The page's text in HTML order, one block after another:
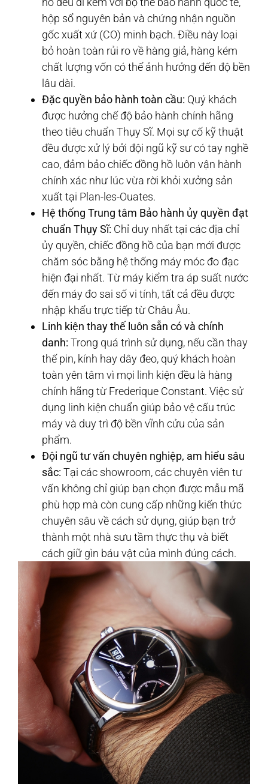
hộp sổ nguyên bản và chứng nhận nguồn
gốc xuất xứ (CO) minh bạch. Điều này loại
bỏ hoàn toàn rủi ro về hàng giả, hàng kém
chất lượng vốn có thể ảnh hưởng đến độ bền
lâu dài.
Đặc quyền bảo hành toàn cầu: Quý khách
được hưởng chế độ bảo hành chính hãng
theo tiêu chuẩn Thụy Sĩ. Mọi sự cố kỹ thuật
đều được xử lý bởi đội ngũ kỹ sư có tay nghề
cao, đảm bảo chiếc đồng hồ luôn vận hành
chính xác như lúc vừa rời khỏi xưởng sản
xuất tại Plan-les-Ouates.
Hệ thống Trung tâm Bảo hành ủy quyền đạt
chuẩn Thụy Sĩ: Chỉ duy nhất tại các địa chỉ
ủy quyền, chiếc đồng hồ của bạn mới được
chăm sóc bằng hệ thống máy móc đo đạc
hiện đại nhất. Từ máy kiểm tra áp suất nước
đến máy đo sai số vi tính, tất cả đều được
nhập khẩu trực tiếp từ Châu Âu.
Linh kiện thay thế luôn sẵn có và chính
danh: Trong quá trình sử dụng, nếu cần thay
thế pin, kính hay dây đeo, quý khách hoàn
toàn yên tâm vì mọi linh kiện đều là hàng
chính hãng từ Frederique Constant. Việc sử
dụng linh kiện chuẩn giúp bảo vệ cấu trúc
máy và duy trì độ bền vĩnh cửu của sản
phẩm.
Đội ngũ tư vấn chuyên nghiệp, am hiểu sâu
sắc: Tại các showroom, các chuyên viên tư
vấn không chỉ giúp bạn chọn được mẫu mã
phù hợp mà còn cung cấp những kiến thức
chuyên sâu về cách sử dụng, giúp bạn trở
thành một nhà sưu tầm thực thụ và biết
cách giữ gìn báu vật của mình đúng cách.